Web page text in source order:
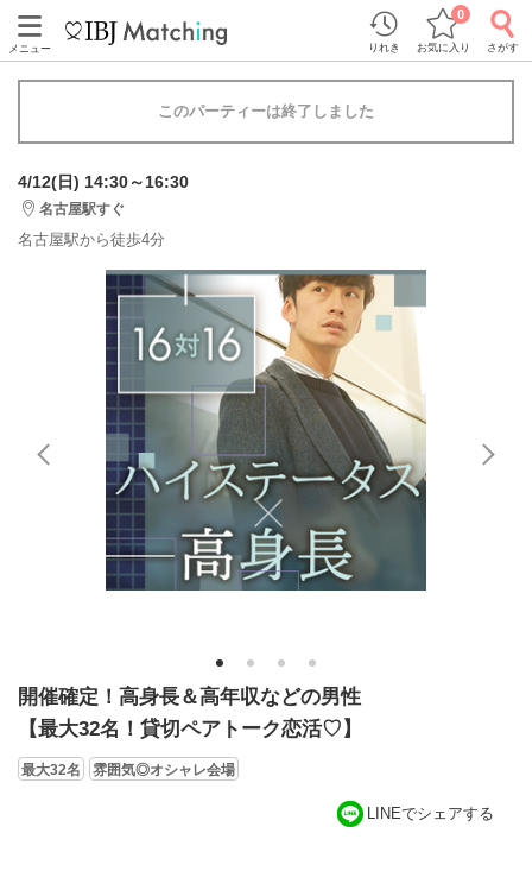
メニュー りれき お気に入り
0
さがす
このパーティーは終了しました
4/12(日) 14:30～16:30
名古屋駅すぐ
名古屋駅から徒歩4分
1 2 3 4
開催確定！高身長＆高年収などの男性
【最大32名！貸切ペアトーク恋活♡】
最大32名 雰囲気◎オシャレ会場
LINEでシェアする